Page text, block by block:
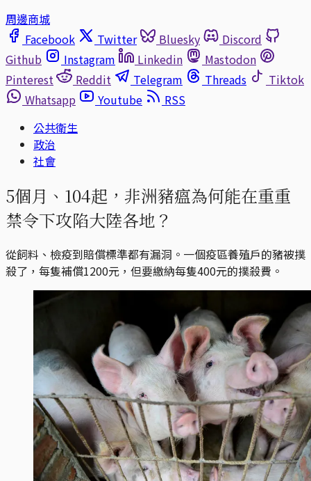
周邊商城
Facebook
Twitter Bluesky
Discord
Github
Instagram Linkedin
Mastodon
Pinterest
Reddit Telegram Threads
Tiktok
Whatsapp
Youtube
RSS
公共衛生
政治
社會
5個月、104起，非洲豬瘟為何能在重重
禁令下攻陷大陸各地？
從飼料、檢疫到賠償標準都有漏洞。一個疫區養殖戶的豬被撲
殺了，每隻補償1200元，但要繳納每隻400元的撲殺費。